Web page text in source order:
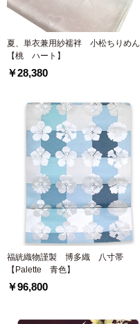
夏、単衣兼用紗襦袢 小松ちりめん
【桃 ハート】
￥28,380
福絖織物謹製 博多織 八寸帯
【Palette 青色】
￥96,800